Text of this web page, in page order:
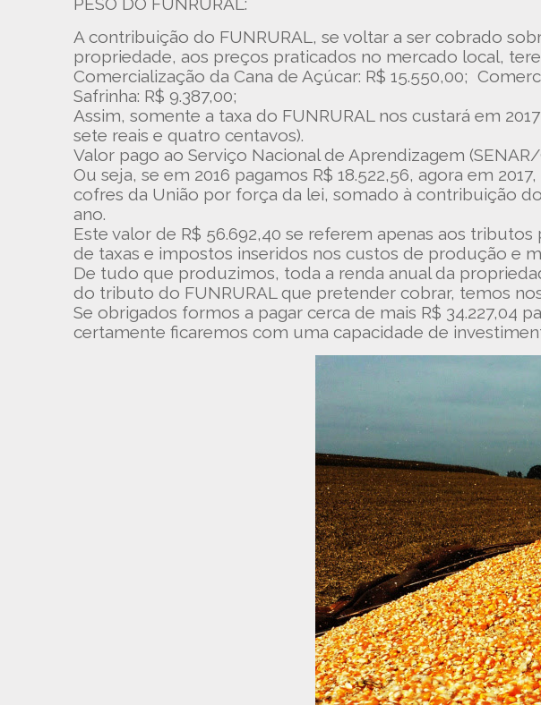
A contribuição do FUNRURAL, se voltar a ser cobrado
propriedade, aos preços praticados no mercado local,
Comercialização da Cana de Açúcar: R$ 15.550,00;
Safrinha: R$ 9.387,00;
Assim, somente a taxa do FUNRURAL nos custará em
sete reais e quatro centavos).
Valor pago ao Serviço Nacional de Aprendizagem (SENAR/
Ou seja, se em 2016 pagamos R$ 18.522,56, agora em
cofres da União por força da lei, somado à contribuição
ano.
Este valor de R$ 56.692,40 se referem apenas aos
de taxas e impostos inseridos nos custos de produção e
De tudo que produzimos, toda a renda anual da
do tributo do FUNRURAL que pretender cobrar, temos
Se obrigados formos a pagar cerca de mais R$ 34.227,04
certamente ficaremos com uma capacidade de